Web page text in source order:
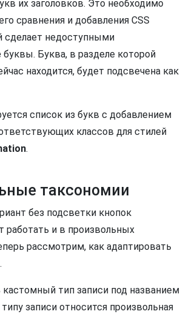
их заголовков. Это необходимо
сравнения и добавления CSS
сделает недоступными
Буква, в разделе которой
находится, будет подсвечена как
список из букв с добавлением
классов для стилей
.
таксономии
без подсветки кнопок
работать и в произвольных
рассмотрим, как адаптировать
кастомный тип записи под названием
записи относится произвольная